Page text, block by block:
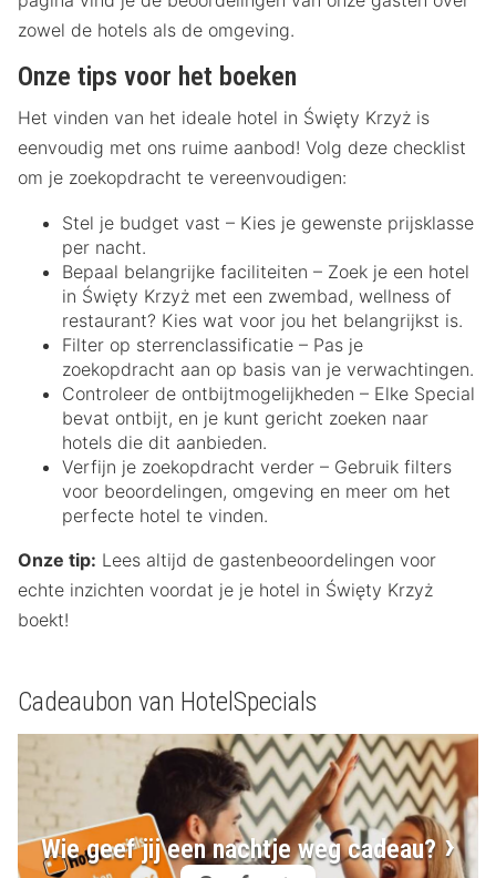
zowel de hotels als de omgeving.
Onze tips voor het boeken
Het vinden van het ideale hotel in Święty Krzyż is
eenvoudig met ons ruime aanbod! Volg deze checklist
om je zoekopdracht te vereenvoudigen:
Stel je budget vast – Kies je gewenste prijsklasse
per nacht.
Bepaal belangrijke faciliteiten – Zoek je een hotel
in Święty Krzyż met een zwembad, wellness of
restaurant? Kies wat voor jou het belangrijkst is.
Filter op sterrenclassificatie – Pas je
zoekopdracht aan op basis van je verwachtingen.
Controleer de ontbijtmogelijkheden – Elke Special
bevat ontbijt, en je kunt gericht zoeken naar
hotels die dit aanbieden.
Verfijn je zoekopdracht verder – Gebruik filters
voor beoordelingen, omgeving en meer om het
perfecte hotel te vinden.
Onze tip: Lees altijd de gastenbeoordelingen voor
echte inzichten voordat je je hotel in Święty Krzyż
boekt!
Cadeaubon van HotelSpecials
Wie geef jij een nachtje weg cadeau?